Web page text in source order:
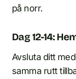
på norr.
Dag 12-14:
Avsluta ditt
samma rutt